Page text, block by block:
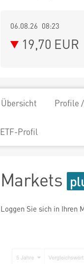
06.08.26 08:23
19,70 EUR
Übersicht Profile
ETF-Profil
Markets
Loggen Sie sich in Ihren